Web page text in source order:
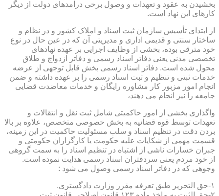
بخشیدن به عقود و تعهدات و وصول برخی درآمدهای دولت از دیگر
کارهای این نهاد است.
از ابتدای تأسیس سازمان ثبت اسناد و املاک کشور و در نظام و
ساختار سنتی و قدیمی اداری و مدیریتی آن که در عین حال در نوع
خود مترقی بوده، بخشی از وظایف اجرایی بر عهده نهادهای
تخصصی مدنی یعنی دفاتر اسناد رسمی و دفاتر ازدواج و طلاق
محول شده است. دفاتر اسناد رسمی بخش قابل توجهی از عرضه
خدمات ثبتی و تنظیم و ثبت اسناد رسمی را بر عهده داشته و ضمن
انجام امور مزبور کار مشاوره رایگان و خدمات معاضدت قضایی
جامعه را نیز انجام می دهند،
واگذاری بخشی از امور حاکمیتی شامل ثبت نقل و انتقالات و
تعهدات توسط قوه قضائیه به بخش خصوصی متخصص، علاوه بر بالا
بردن دقت در تنظیم اسناد و سلب مسئولیت حاکمیت در این زمینه،
قسمت مهمی از شکایات علیه حکومت یا کارگزاران حکومتی و
جبران خسارات ناشی از اشتباه در تنظیم اسناد را به سمت گروهی
از خود مردم یعنی سردفتران اسناد رسمی هدایت نموده است.
وجوهی که در دفاتر اسناد رسمی وصول می شود :
۱-حق التحریر طبق تعرفه مقرر وزارت دادگستری.